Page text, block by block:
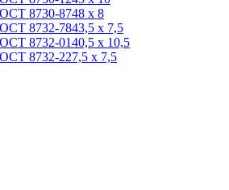
8730-8748 x 8
8732-7843,5 x 7,5
8732-0140,5 x 10,5
8732-227,5 x 7,5